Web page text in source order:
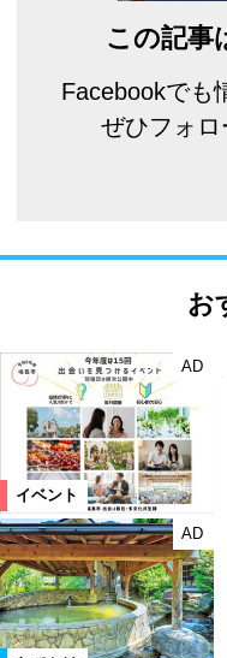
この記事
Facebookでも
ぜひフォロ
お
イベント
AD
AD